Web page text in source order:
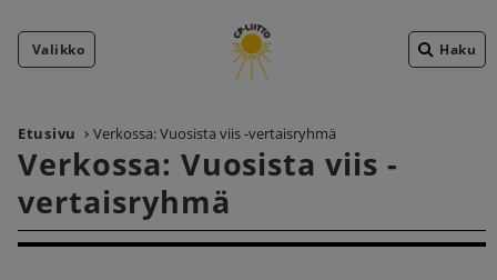
Valikko Haku
Etusivu Verkossa: Vuosista viis -vertaisryhmä
Verkossa: Vuosista viis -
vertaisryhmä